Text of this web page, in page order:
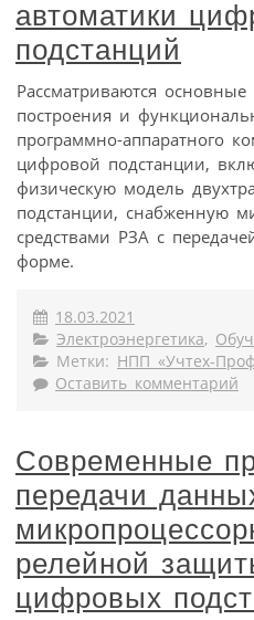
автоматики
подстанций
Рассматриваются
построения и
программно-аппаратного
цифровой подстанции,
физическую модель
подстанции, снабженную
средствами РЗА с
форме.
18.03.2021
Электроэнергетика,
Метки: НПП «Учтех-
Оставить комментарий
Современные
передачи
релейной
цифровых